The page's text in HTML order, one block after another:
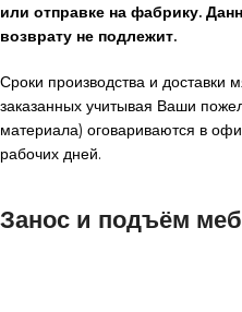
или отправке на фабрику.
возврату не подлежит.
Сроки производства и доставки
заказанных учитывая Ваши
материала) оговариваются в
рабочих дней.
Занос и подъём